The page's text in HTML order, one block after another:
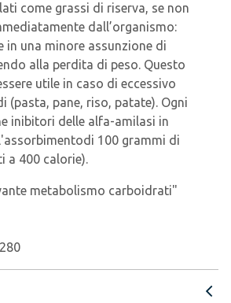
come grassi di riserva, se non
dall’organismo:
in una minore assunzione di
alla perdita di peso. Questo
utile in caso di eccessivo
(pasta, pane, riso, patate). Ogni
inibitori delle alfa-amilasi in
100 grammi di
a 400 calorie).
metabolismo carboidrati"